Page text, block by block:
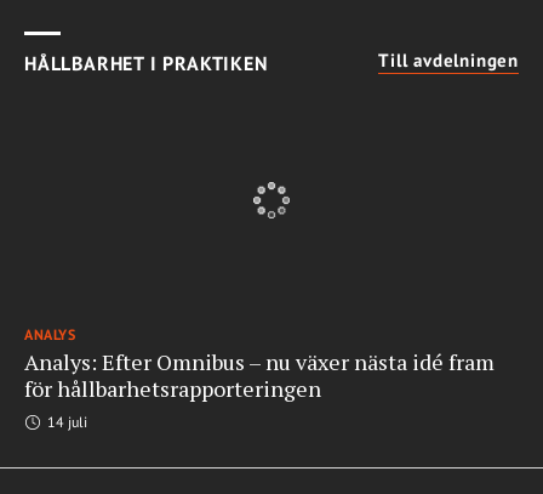
HÅLLBARHET I PRAKTIKEN Till avdelningen
ANALYS
Analys: Efter Omnibus – nu växer nästa idé fram
för hållbarhetsrapporteringen
14 juli